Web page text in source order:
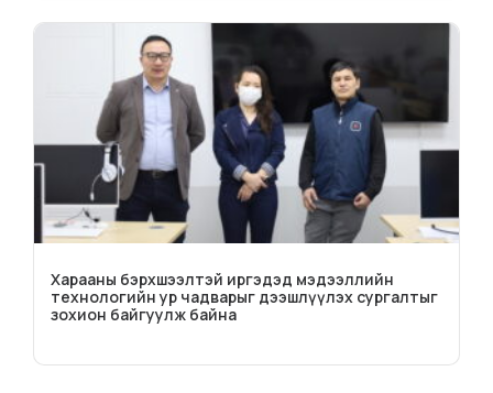
Харааны бэрхшээлтэй иргэдэд мэдээллийн
технологийн ур чадварыг дээшлүүлэх сургалтыг
зохион байгуулж байна